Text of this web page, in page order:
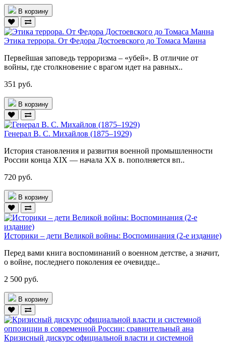
В корзину
Этика террора. От Федора Достоевского до Томаса Манна
Первейшая заповедь терроризма – «убей». В отличие от
войны, где столкновение с врагом идет на равных..
351 руб.
В корзину
Генерал В. С. Михайлов (1875–1929)
История становления и развития военной промышленности
России конца XIX — начала XX в. пополняется вп..
720 руб.
В корзину
Историки – дети Великой войны: Воспоминания (2-е издание)
Перед вами книга воспоминаний о военном детстве, а значит,
о войне, последнего поколения ее очевидце..
2 500 руб.
В корзину
Кризисный дискурс официальной власти и системной